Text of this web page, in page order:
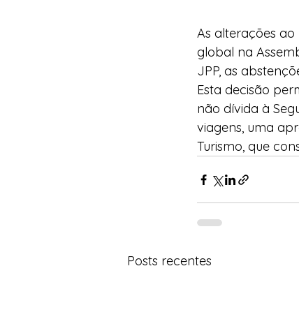
As alterações
global na
JPP, as
Esta decisão
não dívida à
viagens, uma
Turismo, que
Posts recentes